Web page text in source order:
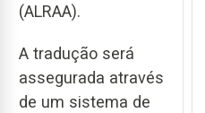
(ALRAA).
A tradução será
assegurada através
de um sistema de